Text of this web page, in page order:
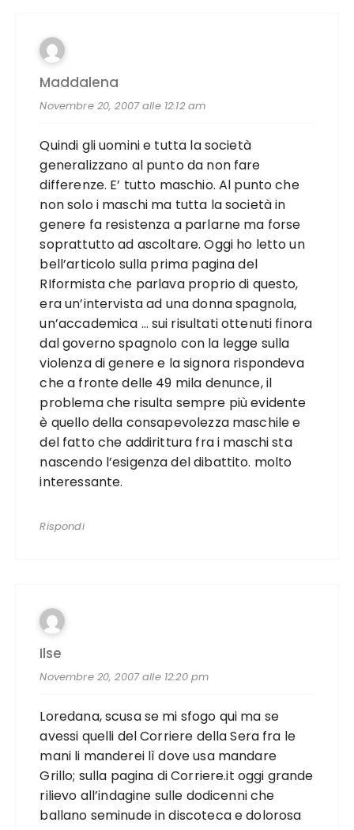
Maddalena
Novembre 20, 2007 alle 12:12 am
Quindi gli uomini e tutta la società
generalizzano al punto da non fare
differenze. E’ tutto maschio. Al punto che
non solo i maschi ma tutta la società in
genere fa resistenza a parlarne ma forse
soprattutto ad ascoltare. Oggi ho letto un
bell’articolo sulla prima pagina del
RIformista che parlava proprio di questo,
era un’intervista ad una donna spagnola,
un’accademica … sui risultati ottenuti finora
dal governo spagnolo con la legge sulla
violenza di genere e la signora rispondeva
che a fronte delle 49 mila denunce, il
problema che risulta sempre più evidente
è quello della consapevolezza maschile e
del fatto che addirittura fra i maschi sta
nascendo l’esigenza del dibattito. molto
interessante.
Rispondi
Ilse
Novembre 20, 2007 alle 12:20 pm
Loredana, scusa se mi sfogo qui ma se
avessi quelli del Corriere della Sera fra le
mani li manderei lì dove usa mandare
Grillo; sulla pagina di Corriere.it oggi grande
rilievo all’indagine sulle dodicenni che
ballano seminude in discoteca e dolorosa